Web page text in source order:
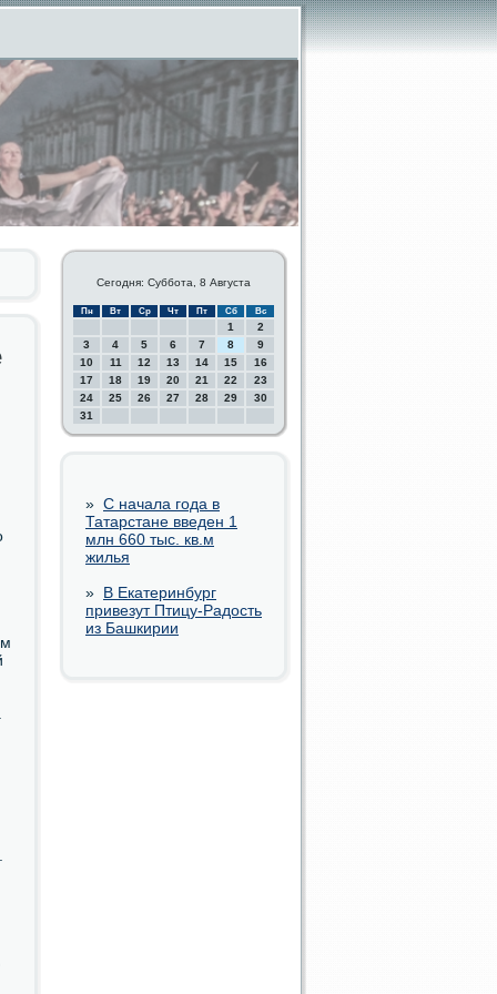
Сегодня: Суббота, 8 Августа
Пн Вт Ср Чт Пт Сб Вс
1
2
3
4 5 6 7 8
9
10
11 12 13 14 15
16
17
18 19 20 21 22
23
24
25 26 27 28 29
30
31
» С начала года в
Татарстане введен 1
млн 660 тыс. кв.м
жилья
» В Екатеринбург
привезут Птицу-Радость
из Башкирии